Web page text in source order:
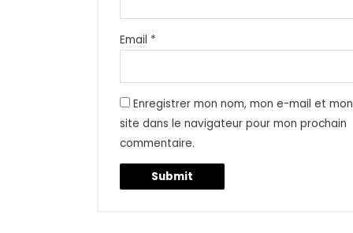
Email *
Enregistrer mon nom, mon e-mail et mon
site dans le navigateur pour mon prochain
commentaire.